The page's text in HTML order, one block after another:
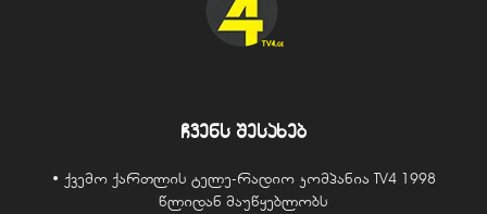
ჩვენს შესახებ
• ქვემო ქართლის ტელე-რადიო კომპანია TV4 1998
წლიდან მაუწყებლობს